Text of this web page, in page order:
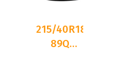
215/40R18
89Q